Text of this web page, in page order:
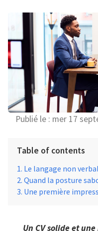
Publié le : mer 17
Table of contents
Le langage non
Quand la posture
Une première
Un CV solide et